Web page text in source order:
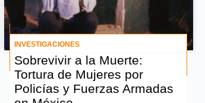
INVESTIGACIONES
Sobrevivir a la Muerte:
Tortura de Mujeres por
Policías y Fuerzas Armadas